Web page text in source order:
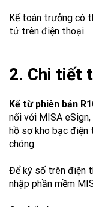
Kế toán trưởng có
tử trên điện thoại.
2. Chi tiết
Kể từ phiên bản
nối với MISA
hồ sơ kho bạc điện
chóng.
Để ký số trên điện
nhập phần mềm